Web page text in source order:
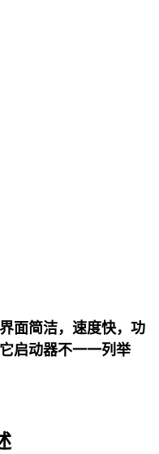
面简洁，速度快，功
启动器不一一列举